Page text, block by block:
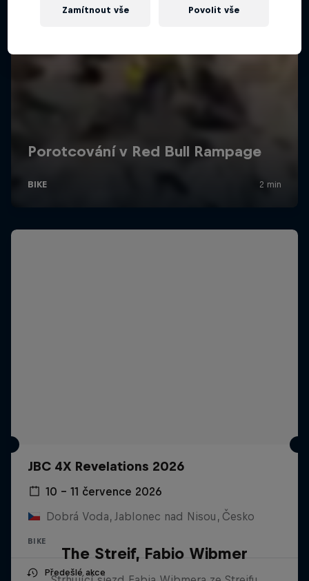
JBC 4X Revelations 2026
10 – 11 července 2026
Dobrá Voda, Jablonec nad Nisou, Česko
BIKE
Předešlé akce
The Streif, Fabio Wibmer
Zamítnout vše Povolit vše